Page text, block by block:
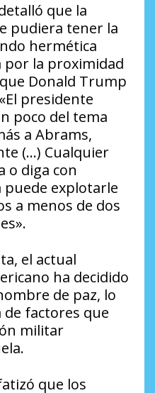
que la
pudiera tener la
hermética
por la proximidad
Donald Trump
presidente
poco del tema
a Abrams,
(…) Cualquier
o diga con
puede explotarle
a menos de dos
el actual
ha decidido
de paz, lo
de factores que
militar
que los